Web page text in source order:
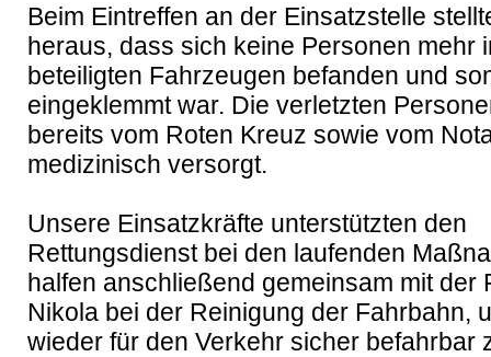
Beim Eintreffen an der Einsatzstelle
heraus, dass sich keine Personen mehr
beteiligten Fahrzeugen befanden und
eingeklemmt war. Die verletzten
bereits vom Roten Kreuz sowie vom
medizinisch versorgt.
Unsere Einsatzkräfte unterstützten den
Rettungsdienst bei den laufenden
halfen anschließend gemeinsam mit der
Nikola bei der Reinigung der Fahrbahn,
wieder für den Verkehr sicher befahrbar